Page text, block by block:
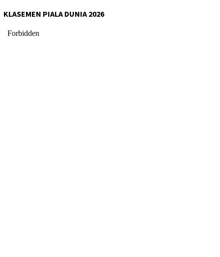
KLASEMEN PIALA DUNIA 2026